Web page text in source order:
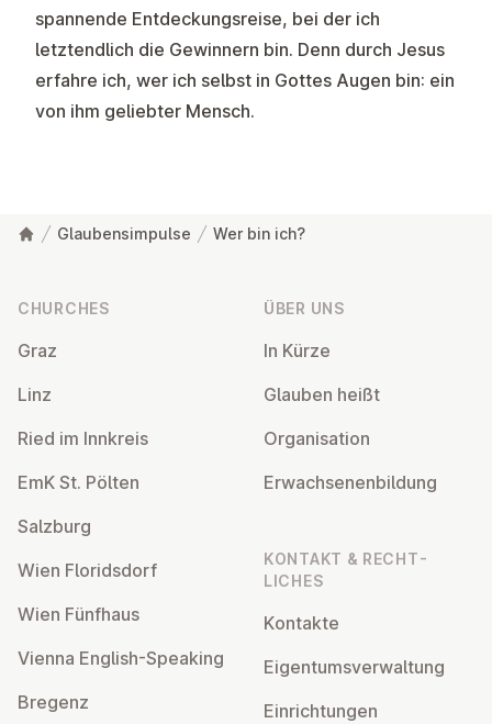
spannende Entdeckungsreise, bei der ich
letztendlich die Gewinnern bin. Denn durch Jesus
erfahre ich, wer ich selbst in Gottes Augen bin: ein
von ihm geliebter Mensch.
Glaubensimpulse Wer bin ich?
CHURCHES
Graz
Linz
Ried im Innkreis
EmK St. Pölten
Salzburg
Wien Flor­idsdorf
Wien Fünfhaus
Vienna English-Speaking
Bregenz
ÜBER UNS
In Kürze
Glauben heißt
Or­gan­isa­tion
Er­wach­sen­en­bildung
KONTAKT & RECHT­
LICHES
Kontakte
Ei­gentums­ver­wal­tung
Ein­rich­tun­gen